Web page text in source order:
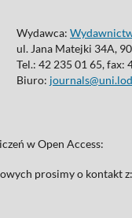
Wydawca:
ul. Jana Matejki 34A,
Tel.: 42 235 01 65, fax:
Biuro:
w Open Access:
prosimy o kontakt z: